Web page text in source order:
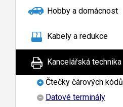
Hobby a domácnost
Kabely a redukce
Kancelářská technika
Čtečky čárových kódů
Datové terminály